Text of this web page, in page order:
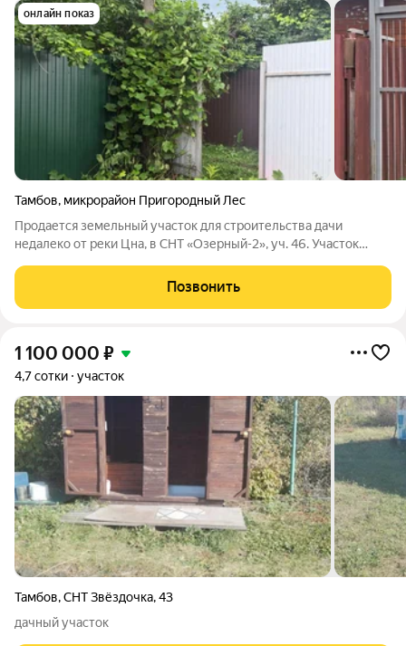
онлайн показ
Тамбов, микрорайон Пригородный Лес
Продается земельный участок для строительства дачи
недалеко от реки Цна, в СНТ «Озерный-2», уч. 46. Участок
вариант для тех, кто
Позвонить
1 100 000 ₽
4,7 сотки участок
Тамбов,СНТ Звёздочка,43
дачный участок